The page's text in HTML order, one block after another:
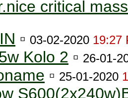
critical
▫ 03-02-2020 19:27
Kolo 2 ▫ 26-01-
▫ 25-01-2020